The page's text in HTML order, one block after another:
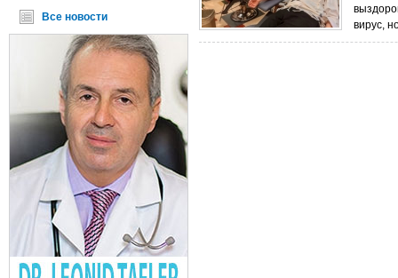
Все новости
вирус,